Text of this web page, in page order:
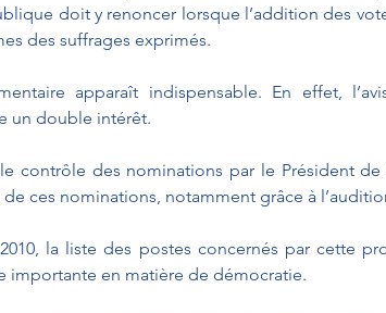
doit y renoncer lorsque l’addition des
des suffrages exprimés.
apparaît indispensable. En effet,
un double intérêt.
contrôle des nominations par le Président de
ces nominations, notamment grâce à
la liste des postes concernés par cette
importante en matière de démocratie.